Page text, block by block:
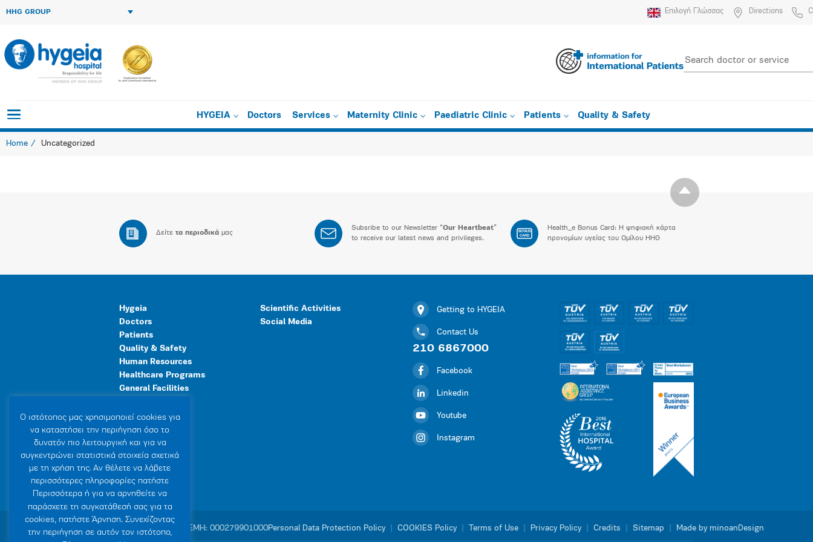
HHG GROUP Επιλογή Γλώσσας Directions
HYGEIA Doctors Services Maternity Clinic Paediatric Clinic Patients Quality & Safety
Home Uncategorized
Δείτε τα περιοδικά μας
Subsribe to our Newsletter “Our Heartbeat”
to receive our latest news and privileges.
BONUS
CARD
Health_e Bonus Card: H ψηφιακή κάρτα
προνομίων υγείας του Ομίλου HHG
Hygeia
Doctors
Patients
Quality & Safety
Human Resources
Healthcare Programs
General Facilities
Scientific Activities
Social Media
Getting to HYGEIA
Contact Us
210 6867000
Facebook
Linkedin
Youtube
Instagram
© 2007-2026 HYGEIA S.M.S.A. ΓΕΜΗ: 000279901000Personal Data Protection Policy COOKIES Policy Terms of Use Privacy Policy Credits Sitemap Made by minoanDesign
Ο ιστότοπoς μας χρησιμοποιεί cookies για
να καταστήσει την περιήγηση όσο το
δυνατόν πιο λειτουργική και για να
συγκεντρώνει στατιστικά στοιχεία σχετικά
με τη χρήση της. Αν θέλετε να λάβετε
περισσότερες πληροφορίες πατήστε
Περισσότερα ή για να αρνηθείτε να
παράσχετε τη συγκατάθεσή σας για τα
cookies, πατήστε Άρνηση. Συνεχίζοντας
την περιήγηση σε αυτόν τον ιστότοπο,